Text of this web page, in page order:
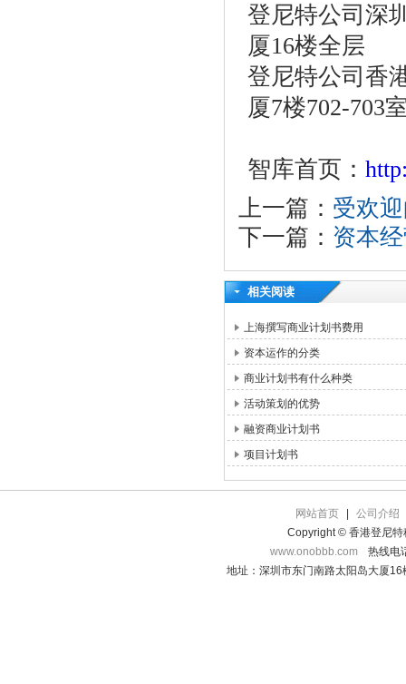
登尼特公司深
厦16楼全层
登尼特公司香
厦7楼702-703
智库首页：
上一篇： 受欢
下一篇： 资本
相关阅读
上海撰写商业计划书费用
资本运作的分类
商业计划书有什么种类
活动策划的优势
融资商业计划书
项目计划书
网站首页
公司介绍
Copyright © 香港登尼特
www.onobbb.com
热线电
地址：深圳市东门南路太阳岛大厦